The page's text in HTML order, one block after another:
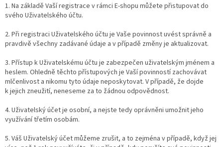
1. Na základě Vaší registrace v rámci E-shopu můžete přistupovat do
svého Uživatelského účtu.
2. Při registraci Uživatelského účtu je Vaše povinnost uvést správně a
pravdivě všechny zadávané údaje a v případě změny je aktualizovat.
3. Přístup k Uživatelskému účtu je zabezpečen uživatelským jménem a
heslem. Ohledně těchto přístupových je Vaší povinností zachovávat
mlčenlivost a nikomu tyto údaje neposkytovat. V případě, že dojde
k jejich zneužití, neneseme za to žádnou odpovědnost.
4. Uživatelský účet je osobní, a nejste tedy oprávněni umožnit jeho
využívání třetím osobám.
5. Váš Uživatelský účet můžeme zrušit, a to zejména v případě, když jej